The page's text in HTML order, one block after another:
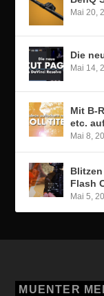
Mai 20,
Die
Mai 14,
Mit B-
etc.
Mai 8,
Flash
Mai 5,
MUENTER